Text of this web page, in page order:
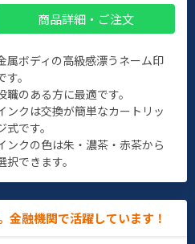
商品詳細・ご注文
属ボディの高級感漂うネーム印
す。
職のある方に最適です。
ンクは交換が簡単なカートリッ
式です。
ンクの色は朱・濃茶・赤茶から
択できます。
金融機関で活躍しています！